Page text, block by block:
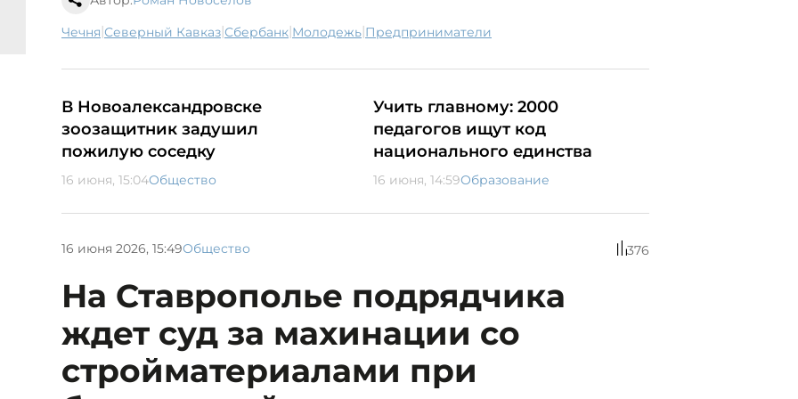
Чечня| Северный Кавказ| сбербанк| молодежь| предприниматели
В Новоалександровске
зоозащитник задушил
пожилую соседку
16 июня, 15:04Общество
Учить главному: 2000
педагогов ищут код
национального единства
16 июня, 14:59Образование
16 июня 2026, 15:49Общество 376
На Ставрополье подрядчика
ждет суд за махинации со
стройматериалами при